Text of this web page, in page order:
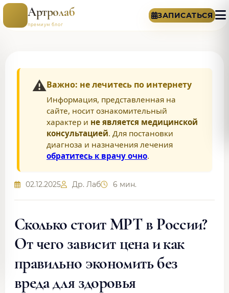
Артролаб
премиум блог
ЗАПИСАТЬСЯ
⚠️Важно: не лечитесь по интернету
Информация, представленная на
сайте, носит ознакомительный
характер и не является медицинской
консультацией. Для постановки
диагноза и назначения лечения
обратитесь к врачу очно.
02.12.2025 Др. Лаб 6 мин.
Сколько стоит МРТ в России?
От чего зависит цена и как
правильно экономить без
вреда для здоровья